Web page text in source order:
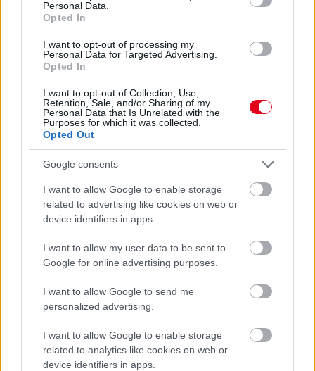
Personal Data.
Opted In
I want to opt-out of processing my
Personal Data for Targeted Advertising.
Opted In
I want to opt-out of Collection, Use,
Retention, Sale, and/or Sharing of my
Personal Data that Is Unrelated with the
Purposes for which it was collected.
Opted Out
Google consents
I want to allow Google to enable storage
related to advertising like cookies on web or
device identifiers in apps.
I want to allow my user data to be sent to
Google for online advertising purposes.
I want to allow Google to send me
personalized advertising.
I want to allow Google to enable storage
related to analytics like cookies on web or
device identifiers in apps.
részletek
frissebb anyagok korábbi anyagok
Hallgasd meg a Formula Podcast
legfrissebb adását!
Kövess minket a Facebookon
Parc Fermé
16 órája
Az F1-es Német Nagydíj „mindenképpen megvalósul”